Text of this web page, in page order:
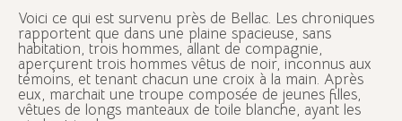
Voici ce qui est survenu près de Bellac. Les chroniques
rapportent que dans une plaine spacieuse, sans
habitation, trois hommes, allant de compagnie,
aperçurent trois hommes vêtus de noir, inconnus aux
témoins, et tenant chacun une croix à la main. Après
eux, marchait une troupe composée de jeunes filles,
vêtues de longs manteaux de toile blanche, ayant les